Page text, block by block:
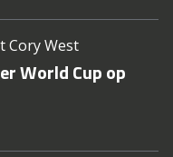
Cory West
World Cup op